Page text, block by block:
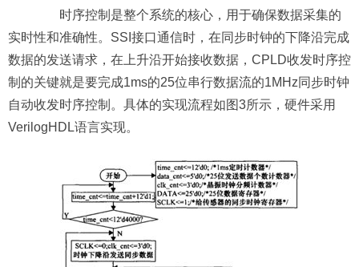
时序控制是整个系统的核心，用于确保数据采集的
实时性和准确性。SSI接口通信时，在同步时钟的下降沿完成
数据的发送请求，在上升沿开始接收数据，CPLD收发时序控
制的关键就是要完成1ms的25位串行数据流的1MHz同步时钟
自动收发时序控制。具体的实现流程如图3所示，硬件采用
VerilogHDL语言实现。